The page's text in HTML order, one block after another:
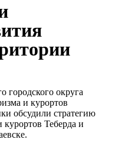
городского округа
и курортов
обсудили стратегию
курортов Теберда и